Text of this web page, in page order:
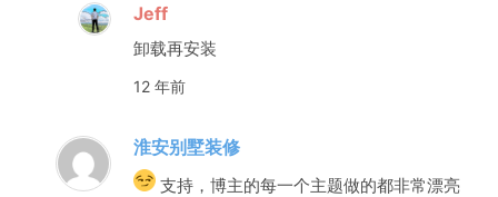
Jeff
卸载再安装
12 年前
淮安别墅装修
支持，博主的每一个主题做的都非常漂亮